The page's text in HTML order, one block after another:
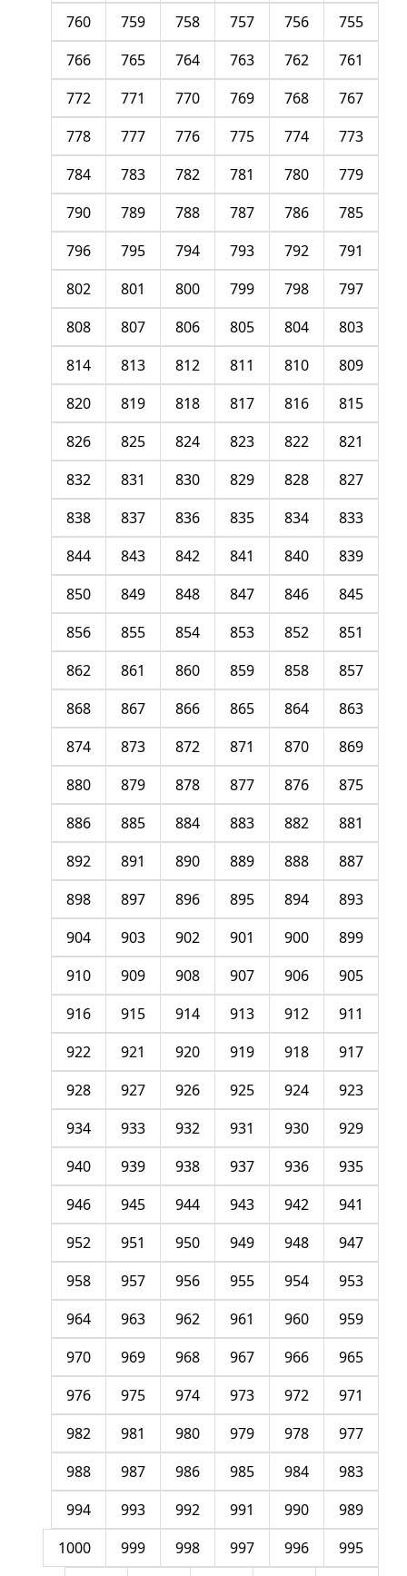
755
756
757
758
759
760
761
762
763
764
765
766
767
768
769
770
771
772
773
774
775
776
777
778
779
780
781
782
783
784
785
786
787
788
789
790
791
792
793
794
795
796
797
798
799
800
801
802
803
804
805
806
807
808
809
810
811
812
813
814
815
816
817
818
819
820
821
822
823
824
825
826
827
828
829
830
831
832
833
834
835
836
837
838
839
840
841
842
843
844
845
846
847
848
849
850
851
852
853
854
855
856
857
858
859
860
861
862
863
864
865
866
867
868
869
870
871
872
873
874
875
876
877
878
879
880
881
882
883
884
885
886
887
888
889
890
891
892
893
894
895
896
897
898
899
900
901
902
903
904
905
906
907
908
909
910
911
912
913
914
915
916
917
918
919
920
921
922
923
924
925
926
927
928
929
930
931
932
933
934
935
936
937
938
939
940
941
942
943
944
945
946
947
948
949
950
951
952
953
954
955
956
957
958
959
960
961
962
963
964
965
966
967
968
969
970
971
972
973
974
975
976
977
978
979
980
981
982
983
984
985
986
987
988
989
990
991
992
993
994
995
996
997
998
999
1000